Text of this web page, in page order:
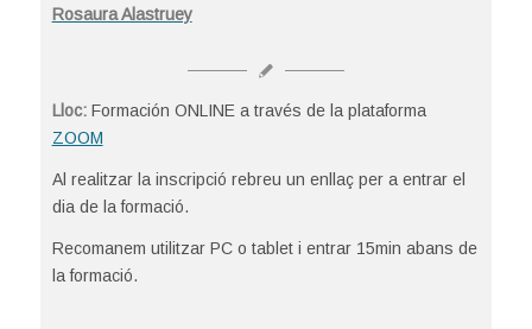
Rosaura Alastruey
Lloc:Formación ONLINE a través de la plataforma
ZOOM
Al realitzar la inscripció rebreu un enllaç per a entrar el
dia de la formació.
Recomanem utilitzar PC o tablet i entrar 15min abans de
la formació.